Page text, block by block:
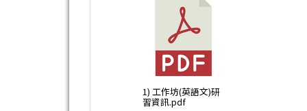
1) 工作坊(英語文)研
習資訊.pdf